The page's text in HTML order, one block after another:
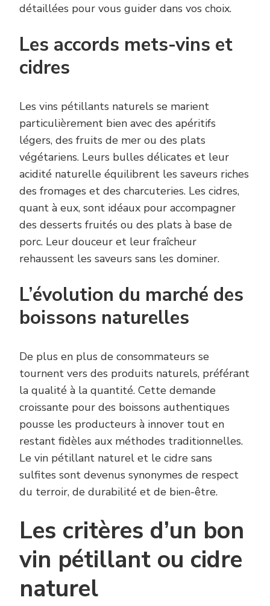
détaillées pour vous guider dans vos choix.
Les accords mets-vins et
cidres
Les vins pétillants naturels se marient
particulièrement bien avec des apéritifs
légers, des fruits de mer ou des plats
végétariens. Leurs bulles délicates et leur
acidité naturelle équilibrent les saveurs riches
des fromages et des charcuteries. Les cidres,
quant à eux, sont idéaux pour accompagner
des desserts fruités ou des plats à base de
porc. Leur douceur et leur fraîcheur
rehaussent les saveurs sans les dominer.
L’évolution du marché des
boissons naturelles
De plus en plus de consommateurs se
tournent vers des produits naturels, préférant
la qualité à la quantité. Cette demande
croissante pour des boissons authentiques
pousse les producteurs à innover tout en
restant fidèles aux méthodes traditionnelles.
Le vin pétillant naturel et le cidre sans
sulfites sont devenus synonymes de respect
du terroir, de durabilité et de bien-être.
Les critères d’un bon
vin pétillant ou cidre
naturel